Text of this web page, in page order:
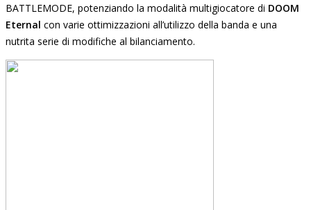
BATTLEMODE, potenziando la modalità multigiocatore di DOOM
Eternal con varie ottimizzazioni all’utilizzo della banda e una
nutrita serie di modifiche al bilanciamento.